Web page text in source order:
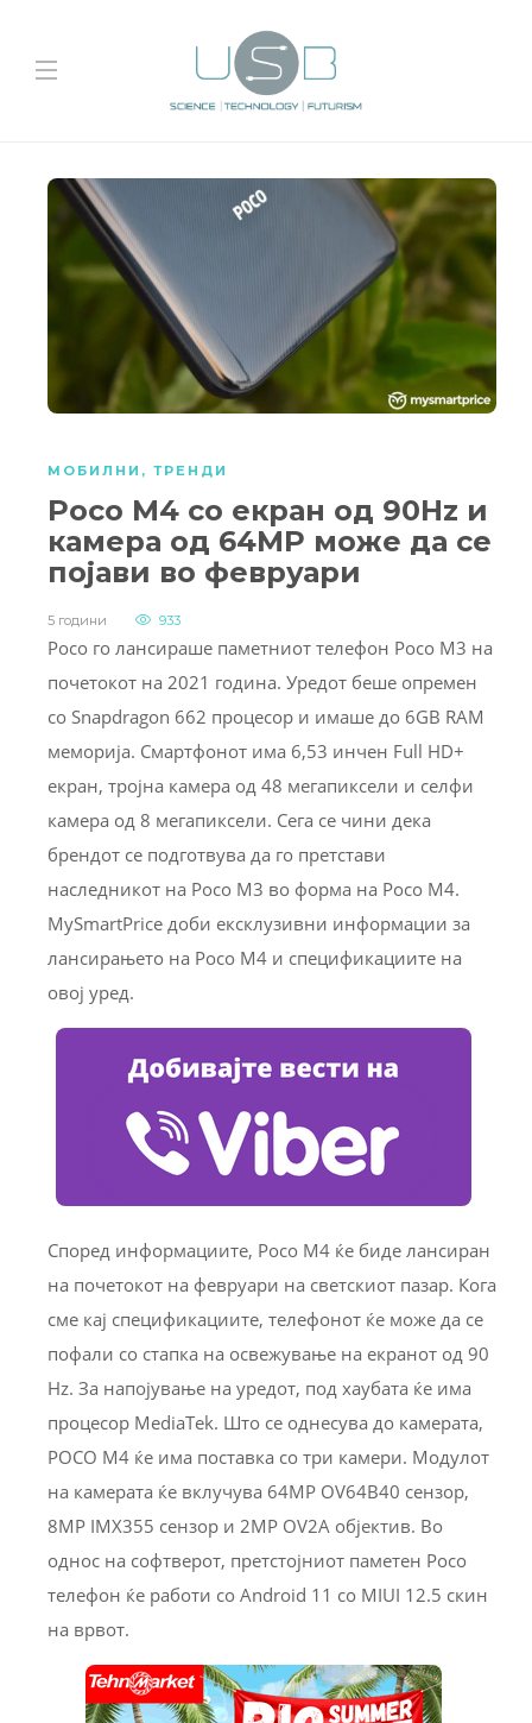
МОБИЛНИ , ТРЕНДИ
Poco M4 со екран од 90Hz и
камера од 64MP може да се
појави во февруари
5 години 933
Poco го лансираше паметниот телефон Poco M3 на
почетокот на 2021 година. Уредот беше опремен
со Snapdragon 662 процесор и имаше до 6GB RAM
меморија. Смартфонот има 6,53 инчен Full HD+
екран, тројна камера од 48 мегапиксели и селфи
камера од 8 мегапиксели. Сега се чини дека
брендот се подготвува да го претстави
наследникот на Poco M3 во форма на Poco M4.
MySmartPrice доби ексклузивни информации за
лансирањето на Poco M4 и спецификациите на
овој уред.
Според информациите, Poco M4 ќе биде лансиран
на почетокот на февруари на светскиот пазар. Кога
сме кај спецификациите, телефонот ќе може да се
пофали со стапка на освежување на екранот од 90
Hz. За напојување на уредот, под хаубата ќе има
процесор MediaTek. Што се однесува до камерата,
POCO M4 ќе има поставка со три камери. Модулот
на камерата ќе вклучува 64MP OV64B40 сензор,
8MP IMX355 сензор и 2MP OV2A објектив. Во
однос на софтверот, претстојниот паметен Poco
телефон ќе работи со Android 11 со MIUI 12.5 скин
на врвот.